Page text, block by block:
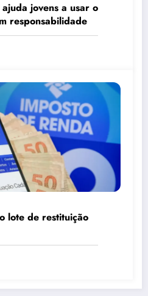
jovens a usar o
responsabilidade
lote de restituição